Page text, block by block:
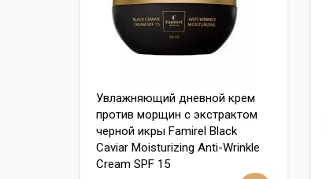
Увлажняющий дневной крем
против морщин с экстрактом
черной икры Famirel Black
Caviar Moisturizing Anti-Wrinkle
Cream SPF 15